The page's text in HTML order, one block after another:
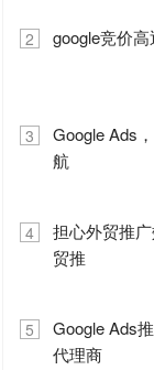
2 google竞价
3
Google Ads
航
4
担心外贸推
贸推
5
Google Ads
代理商